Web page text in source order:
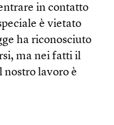
in contatto
è vietato
ha riconosciuto
ma nei fatti il
nostro lavoro è